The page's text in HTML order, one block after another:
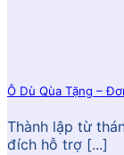
Ô Dù Qùa Tặng –
Thành lập từ
đích hỗ trợ [...]